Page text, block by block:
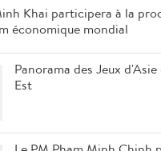
Khai participera à la
économique mondial
Panorama des Jeux d'Asie
Est